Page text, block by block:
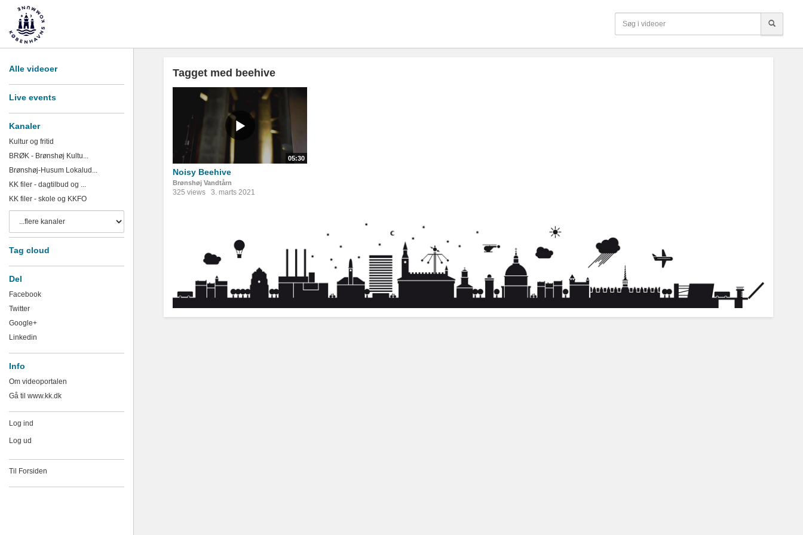
Alle videoer
Live events
Kanaler
Kultur og fritid
BRØK - Brønshøj Kultu...
Brønshøj-Husum Lokalud...
KK filer - dagtilbud og ...
KK filer - skole og KKFO
Tag cloud
Del
Facebook
Twitter
Google+
Linkedin
Info
Om videoportalen
Gå til www.kk.dk
Log ind
Log ud
Til Forsiden
Tagget med beehive
05:30
Noisy Beehive
Brønshøj Vandtårn
325 views 3. marts 2021